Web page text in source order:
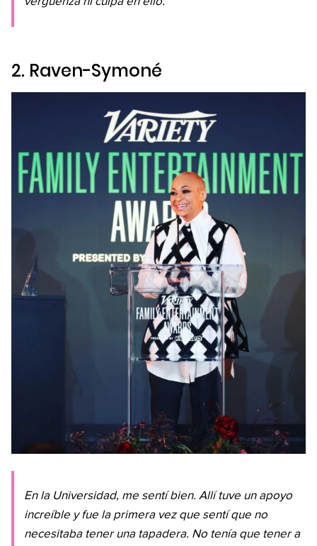
2. Raven-Symoné
En la Universidad, me sentí bien. Allí tuve un apoyo
increíble y fue la primera vez que sentí que no
necesitaba tener una tapadera. No tenía que tener a